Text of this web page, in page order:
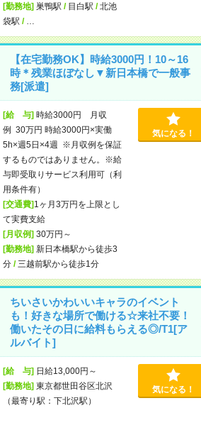
[勤務地]巣鴨駅 / 目白駅 /北池
袋駅 /
【在宅勤務OK】時給3000円！10～16
時＊残業ほぼなし▼新日本橋で一般事
務[派遣]
[給 与]時給3000円 月収
例 30万円 時給3000円×実働
5h×週5日×4週 ※月収例を保証
するものではありません。※給
与即受取りサービス利用可（利
用条件有）
[交通費]1ヶ月3万円を上限とし
て実費支給
[月収例]30万円～
[勤務地]新日本橋駅から徒歩3
分/ 三越前駅から徒歩1分
気になる！
ちいさいかわいいキャラのイベント
も！好きな場所で働ける☆来社不要！
働いたその日に給料もらえる◎/T1[ア
ルバイト]
[給 与]日給13,000円～
[勤務地]東京都世田谷区北沢
（最寄り駅：下北沢駅）
気になる！